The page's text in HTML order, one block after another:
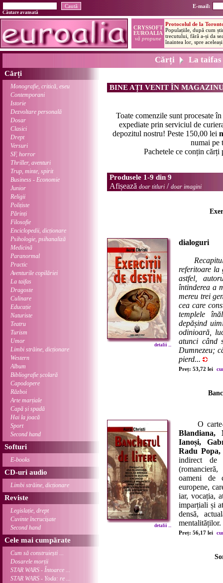
E-mail:
Căutare avansată
Cărți La taifas
Cărți
Monografie, critică, eseu
Contemporani
Istorie
Dezvoltare personală
Dosar
Clasici
Drept
Versuri
SF, horror
Thriller, aventuri
Trup, minte, spirit
Business - Economie
Junior
Religii
Polițiste
Părinți
Filosofie
Enciclopedii, dicționare
Psihologie, psihanaliză
Medicină
Paranormal
Practic
Aventurile copilăriei
La taifas
Dragoste
Culinare
Educație
Naturiste
Teatru
Turism
Umor
Limbi străine, dicționare
Western
Album
Bibliografie școlară
Capodopere
Război
Arte marțiale
Capă și spadă
Hai la joacă
Sport
Second hand
Softuri
E-books
CD-uri audio
Limbi străine, dicționare
Reviste
Legislație, drept
Cuvinte încrucișate
Second hand
Cele mai cumpărate
Cum să construiești ...
Dosarele morții
STAR WARS - Întoarce ...
STAR WARS - Yoda: re ...
BINE AȚI VENIT ÎN
Toate comenzile sunt procesate în
expediate prin serviciul de
depozitul nostru! Peste 150,00 lei
numai pe
Pachetele ce conțin cărți
Produsele 1-9 din 9
Afișează doar titluri / doar imagini
detalii ...
dialoguri
referitoare la
astfel,
întinderea a
mereu trei
cea care
templele
depășind
odinioară,
atunci când
Dumnezeu;
pierd...
Preț: 53,72 lei
detalii ...
O carte-
Blandiana,
Ianoși,
Radu
indirect de
oameni de
europene,
iar, vocația,
imparțiali și
densă,
mentalităților.
Preț: 56,17 lei